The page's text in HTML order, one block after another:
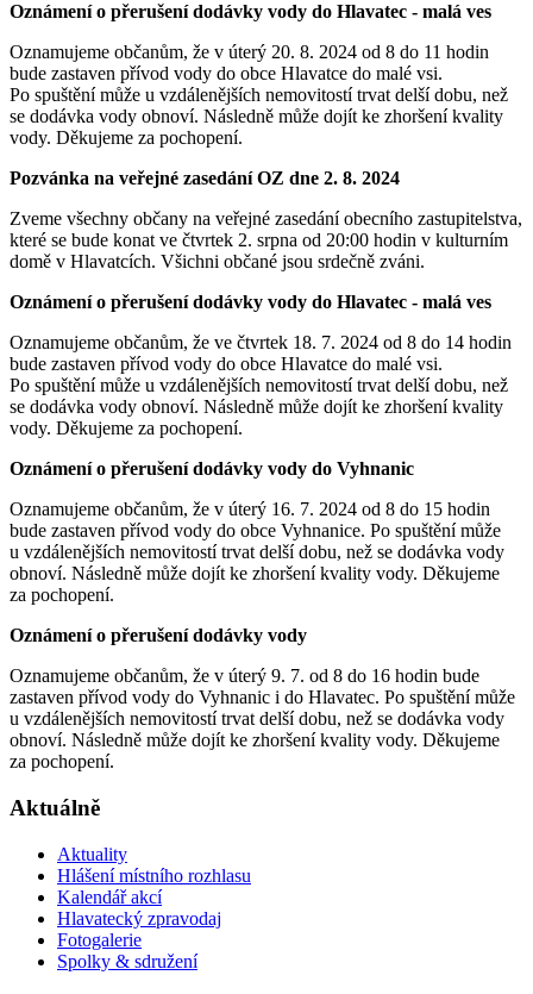
Oznámení o přerušení dodávky vody do Hlavatec - malá ves
Oznamujeme občanům, že v úterý 20. 8. 2024 od 8 do 11 hodin
bude zastaven přívod vody do obce Hlavatce do malé vsi.
Po spuštění může u vzdálenějších nemovitostí trvat delší dobu, než
se dodávka vody obnoví. Následně může dojít ke zhoršení kvality
vody. Děkujeme za pochopení.
Pozvánka na veřejné zasedání OZ dne 2. 8. 2024
Zveme všechny občany na veřejné zasedání obecního zastupitelstva,
které se bude konat ve čtvrtek 2. srpna od 20:00 hodin v kulturním
domě v Hlavatcích. Všichni občané jsou srdečně zváni.
Oznámení o přerušení dodávky vody do Hlavatec - malá ves
Oznamujeme občanům, že ve čtvrtek 18. 7. 2024 od 8 do 14 hodin
bude zastaven přívod vody do obce Hlavatce do malé vsi.
Po spuštění může u vzdálenějších nemovitostí trvat delší dobu, než
se dodávka vody obnoví. Následně může dojít ke zhoršení kvality
vody. Děkujeme za pochopení.
Oznámení o přerušení dodávky vody do Vyhnanic
Oznamujeme občanům, že v úterý 16. 7. 2024 od 8 do 15 hodin
bude zastaven přívod vody do obce Vyhnanice. Po spuštění může
u vzdálenějších nemovitostí trvat delší dobu, než se dodávka vody
obnoví. Následně může dojít ke zhoršení kvality vody. Děkujeme
za pochopení.
Oznámení o přerušení dodávky vody
Oznamujeme občanům, že v úterý 9. 7. od 8 do 16 hodin bude
zastaven přívod vody do Vyhnanic i do Hlavatec. Po spuštění může
u vzdálenějších nemovitostí trvat delší dobu, než se dodávka vody
obnoví. Následně může dojít ke zhoršení kvality vody. Děkujeme
za pochopení.
Aktuálně
Aktuality
Hlášení místního rozhlasu
Kalendář akcí
Hlavatecký zpravodaj
Fotogalerie
Spolky & sdružení